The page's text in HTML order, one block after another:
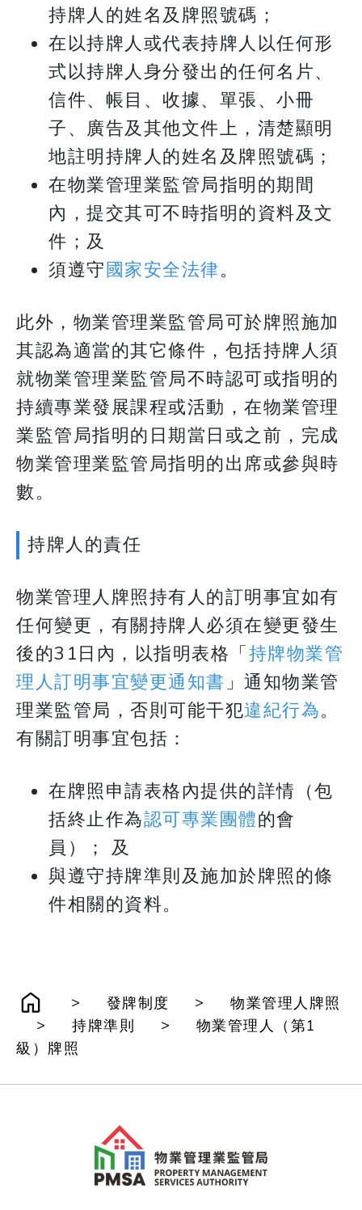
持牌人的姓名及牌照號碼；
在以持牌人或代表持牌人以任何形
式以持牌人身分發出的任何名片、
信件、帳目、收據、單張、小冊
子、廣告及其他文件上，清楚顯明
地註明持牌人的姓名及牌照號碼；
在物業管理業監管局指明的期間
內，提交其可不時指明的資料及文
件；及
須遵守國家安全法律。
此外，物業管理業監管局可於牌照施加
其認為適當的其它條件，包括持牌人須
就物業管理業監管局不時認可或指明的
持續專業發展課程或活動，在物業管理
業監管局指明的日期當日或之前，完成
物業管理業監管局指明的出席或參與時
數。
持牌人的責任
物業管理人牌照持有人的訂明事宜如有
任何變更，有關持牌人必須在變更發生
後的31日內，以指明表格「持牌物業管
理人訂明事宜變更通知書」通知物業管
理業監管局，否則可能干犯違紀行為。
有關訂明事宜包括：
在牌照申請表格內提供的詳情（包
括終止作為認可專業團體的會
員）； 及
與遵守持牌準則及施加於牌照的條
件相關的資料。
> 發牌制度 >
物業管理人牌照
>
持牌準則 >
物業管理人（第1
級）牌照